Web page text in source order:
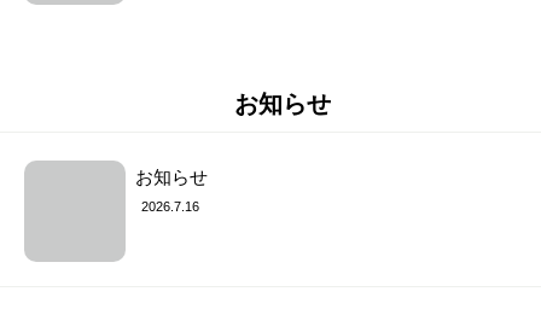
お知らせ
お知らせ
2026.7.16